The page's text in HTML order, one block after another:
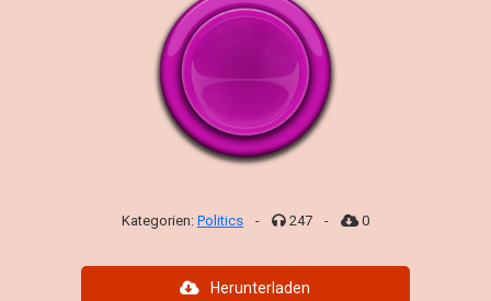
Kategorien: Politics - 247 - 0
Herunterladen